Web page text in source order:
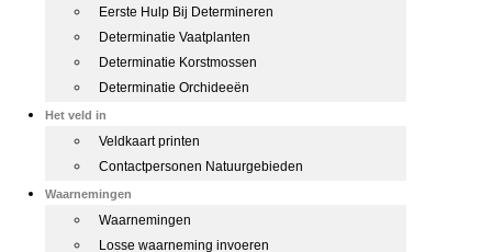
Eerste Hulp Bij Determineren
Determinatie Vaatplanten
Determinatie Korstmossen
Determinatie Orchideeën
Het veld in
Veldkaart printen
Contactpersonen Natuurgebieden
Waarnemingen
Waarnemingen
Losse waarneming invoeren